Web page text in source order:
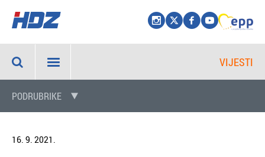
VIJESTI
PODRUBRIKE
16. 9. 2021.